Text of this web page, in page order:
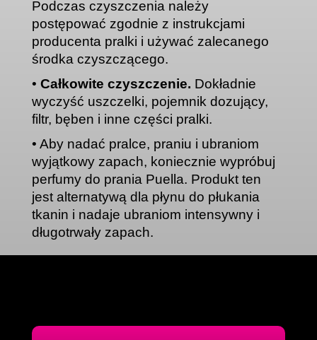
Podczas czyszczenia należy
postępować zgodnie z instrukcjami
producenta pralki i używać zalecanego
środka czyszczącego.
• Całkowite czyszczenie. Dokładnie
wyczyść uszczelki, pojemnik dozujący,
filtr, bęben i inne części pralki.
• Aby nadać pralce, praniu i ubraniom
wyjątkowy zapach, koniecznie wypróbuj
perfumy do prania Puella. Produkt ten
jest alternatywą dla płynu do płukania
tkanin i nadaje ubraniom intensywny i
długotrwały zapach.